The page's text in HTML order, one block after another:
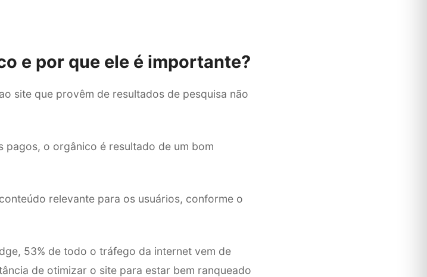
e por que ele é importante?
site que provêm de resultados de pesquisa não
o orgânico é resultado de um bom
relevante para os usuários, conforme o
53% de todo o tráfego da internet vem de
de otimizar o site para estar bem ranqueado